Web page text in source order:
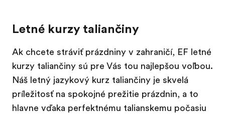
Letné kurzy taliančiny
Ak chcete stráviť prázdniny v zahraničí, EF letné
kurzy taliančiny sú pre Vás tou najlepšou voľbou.
Náš letný jazykový kurz taliančiny je skvelá
príležitosť na spokojné prežitie prázdnin, a to
hlavne vďaka perfektnému talianskemu počasiu